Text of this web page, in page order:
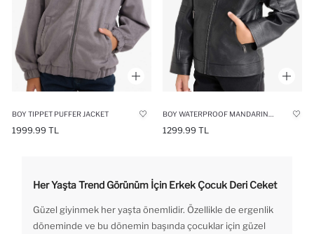
BOY TIPPET PUFFER JACKET
1999.99 TL
BOY WATERPROOF MANDARIN COLLAR JACKET
1299.99 TL
Her Yaşta Trend Görünüm İçin Erkek Çocuk Deri Ceket
Güzel giyinmek her yaşta önemlidir. Özellikle de ergenlik
döneminde ve bu dönemin başında çocuklar için güzel